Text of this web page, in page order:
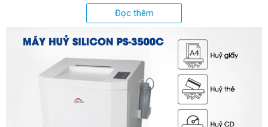
Chính Hãng
Tốc độ hủy (m/phút) 3.0
Công suất hủy (tờ/lần) 35
Cảnh báo rác đầy Có
Đọc thêm